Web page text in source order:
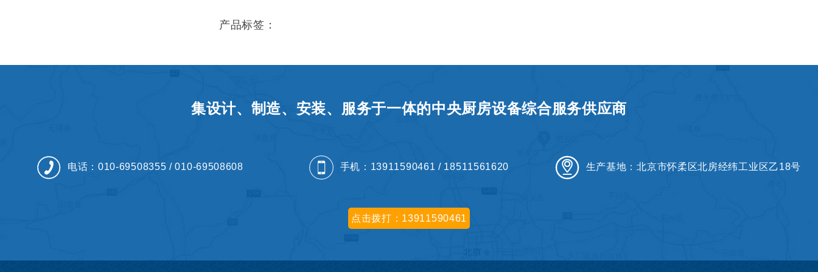
产品标签：
集设计、制造、安装、服务于一体的中央厨房设备综合服务供应商
电话：010-69508355 / 010-69508608 手机：13911590461 / 18511561620 生产基地：北京市怀柔区北房经纬工业区乙18号
点击拨打：13911590461